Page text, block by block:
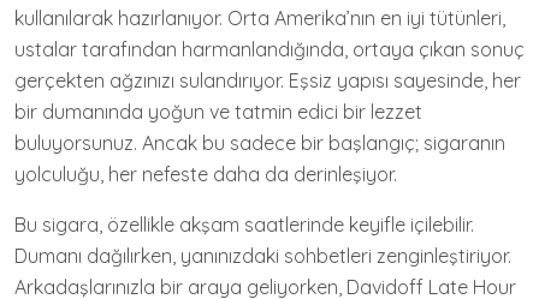
kullanılarak hazırlanıyor. Orta Amerika’nın en iyi tütünleri,
ustalar tarafından harmanlandığında, ortaya çıkan sonuç
gerçekten ağzınızı sulandırıyor. Eşsiz yapısı sayesinde, her
bir dumanında yoğun ve tatmin edici bir lezzet
buluyorsunuz. Ancak bu sadece bir başlangıç; sigaranın
yolculuğu, her nefeste daha da derinleşiyor.
Bu sigara, özellikle akşam saatlerinde keyifle içilebilir.
Dumanı dağılırken, yanınızdaki sohbetleri zenginleştiriyor.
Arkadaşlarınızla bir araya geliyorken, Davidoff Late Hour